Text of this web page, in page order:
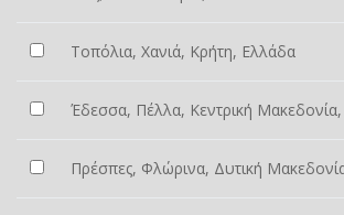
Τοπόλια, Χανιά, Κρήτη, Ελλάδα
Έδεσσα, Πέλλα, Κεντρική
Πρέσπες, Φλώρινα, Δυτική